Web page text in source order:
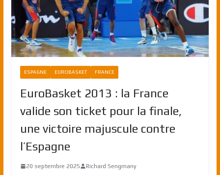
ESPAGNE EUROBASKET FRANCE
EuroBasket 2013 : la France
valide son ticket pour la finale,
une victoire majuscule contre
l’Espagne
20 septembre 2025 Richard Sengmany